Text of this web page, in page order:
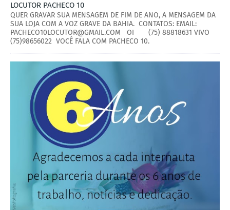
LOCUTOR PACHECO 10
QUER GRAVAR SUA MENSAGEM DE FIM DE ANO, A MENSAGEM DA
SUA LOJA COM A VOZ GRAVE DA BAHIA. CONTATOS: EMAIL:
PACHECO10LOCUTOR@GMAIL.COM OI (75) 88818631 VIVO
(75)98656022 VOCÊ FALA COM PACHECO 10.